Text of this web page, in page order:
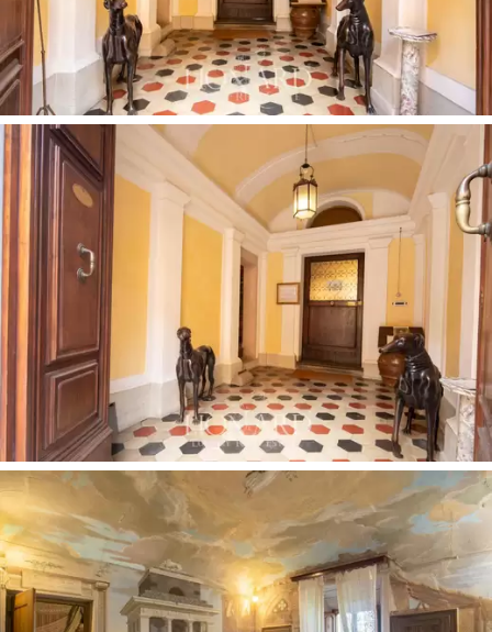
odaları, misafirlerin dikkatini çeken, tamamı saray
için özel olarak tasarlanmış mobilyalarla
birleştirilmiş, freskli manzaralardan oluşuyor.
Saray, çok sayıda salon ve süit dahil olmak üzere iki
kata yayılmış geniş alanlardan oluşmaktadır. Teras
Montepulciano'nun ana caddesine bakmaktadır. Binanın
içinde şömineli geniş bir mutfak,Fortepiano ve eski
ailenin köklerini hatırlatan bir Aile Ağacı bulunan
görkemli bir müzik salonu bulunmaktadır. Başka bir
oturma odası boyalı ve dik bir piyano ve şömineye ev
sahipliği yapıyor; bu oturma odalarının kanepelerinde
İtalyan Risorgimento'nun kahramanlarısohbet
ediyordu. Başlangıçta kirişli ve geometrik motiflerle
süslenmiş tavanlar,1830 yılında Cortona'lı Maestro
Andrea Galeotti tarafından fresklerle süslenmiştirve
iki yüzyıl geçmesine rağmen hala sağlamdır.
Her biri dönem banyoları ve mobilyalarla donatılmış sekiz
adet çift kişilik yatak odası, zaman içinde değişmeden
karakterini korumuştur. Bu soylu sarayın pencerelerinden,